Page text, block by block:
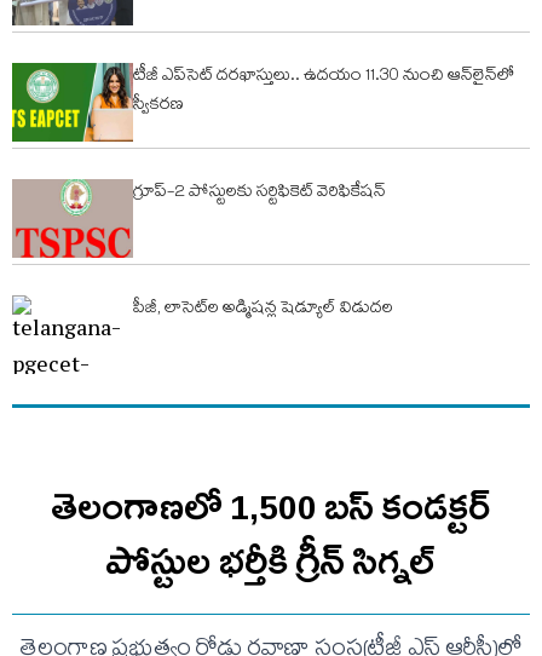
టీజీ ఎప్‌సెట్ ద‌ర‌ఖాస్తులు.. ఉద‌యం 11.30 నుంచి ఆన్‌లైన్‌లో
స్వీక‌ర‌ణ‌
గ్రూప్-2 పోస్టులకు సర్టిఫికెట్ వెరిఫికేషన్
పీజీ, లాసెట్‌ల అడ్మిషన్ల షెడ్యూల్ విడుదల
తెలంగాణలో 1,500 బస్ కండక్టర్
పోస్టుల భర్తీకి గ్రీన్ సిగ్నల్